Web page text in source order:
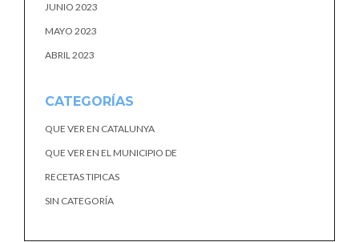
JUNIO 2023
MAYO 2023
ABRIL 2023
CATEGORÍAS
QUE VER EN CATALUNYA
QUE VER EN EL MUNICIPIO DE
RECETAS TIPICAS
SIN CATEGORÍA